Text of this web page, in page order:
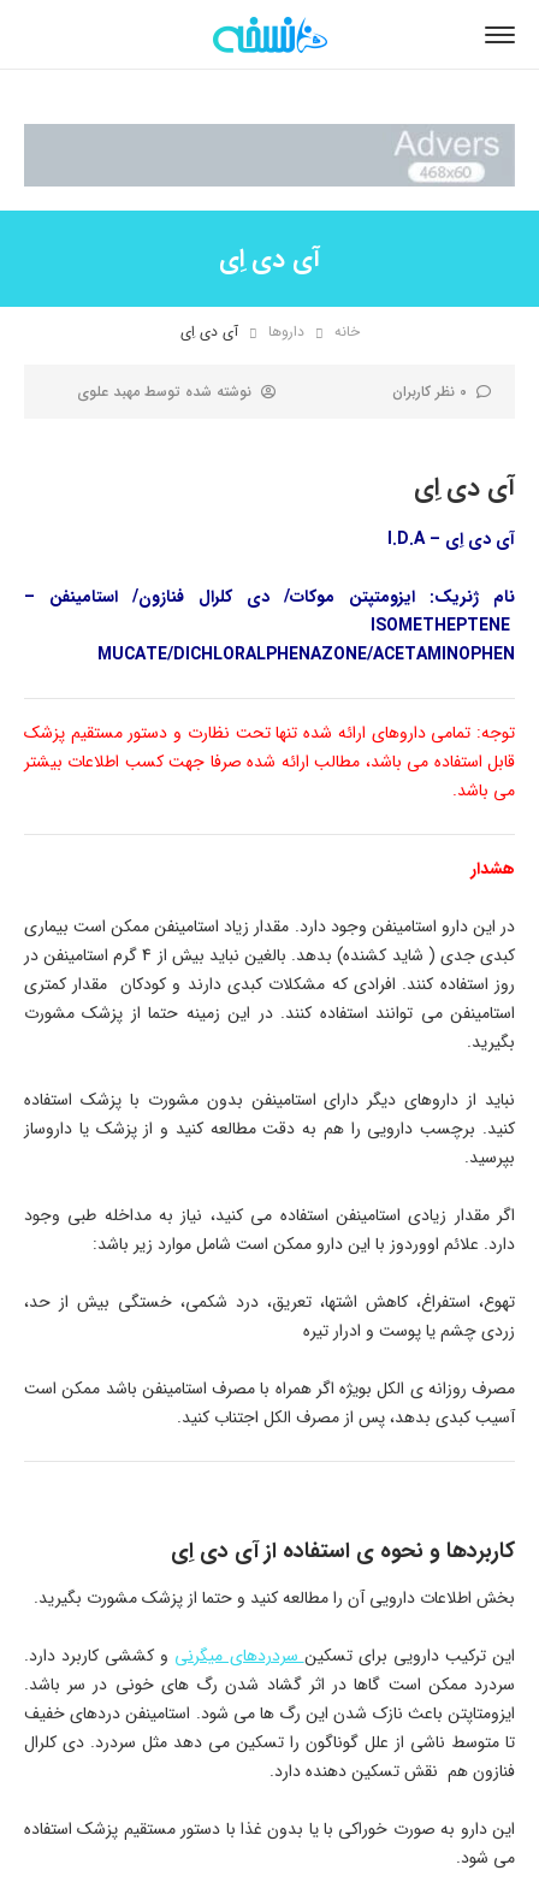
آی دی اِی
خانه داروها آی دی اِی
0 نظر کاربران نوشته شده توسط مهبد علوی
آی دی اِی
آی دی اِی – I.D.A
نام ژنریک: ایزومتپتن موکات/ دی کلرال فنازون/ استامینفن –
ISOMETHEPTENE
MUCATE/DICHLORALPHENAZONE/ACETAMINOPHEN
توجه: تمامی داروهای ارائه شده تنها تحت نظارت و دستور مستقیم پزشک
قابل استفاده می باشد، مطالب ارائه شده صرفا جهت کسب اطلاعات بیشتر
می باشد.
هشدار
در این دارو استامینفن وجود دارد. مقدار زیاد استامینفن ممکن است بیماری
کبدی جدی ( شاید کشنده) بدهد. بالغین نباید بیش از 4 گرم استامینفن در
روز استفاده کنند. افرادی که مشکلات کبدی دارند و کودکان مقدار کمتری
استامینفن می توانند استفاده کنند. در این زمینه حتما از پزشک مشورت
بگیرید.
نباید از داروهای دیگر دارای استامینفن بدون مشورت با پزشک استفاده
کنید. برچسب دارویی را هم به دقت مطالعه کنید و از پزشک یا داروساز
بپرسید.
اگر مقدار زیادی استامینفن استفاده می کنید، نیاز به مداخله طبی وجود
دارد. علائم اووردوز با این دارو ممکن است شامل موارد زیر باشد:
تهوع، استفراغ، کاهش اشتها، تعریق، درد شکمی، خستگی بیش از حد،
زردی چشم یا پوست و ادرار تیره
مصرف روزانه ی الکل بویژه اگر همراه با مصرف استامینفن باشد ممکن است
آسیب کبدی بدهد، پس از مصرف الکل اجتناب کنید.
کاربردها و نحوه ی استفاده از آی دی اِی
بخش اطلاعات دارویی آن را مطالعه کنید و حتما از پزشک مشورت بگیرید.
این ترکیب دارویی برای تسکینسردردهای میگرنی و کششی کاربرد دارد.
سردرد ممکن است گاها در اثر گشاد شدن رگ های خونی در سر باشد.
ایزومتاپتن باعث نازک شدن این رگ ها می شود. استامینفن دردهای خفیف
تا متوسط ناشی از علل گوناگون را تسکین می دهد مثل سردرد. دی کلرال
فنازون هم نقش تسکین دهنده دارد.
این دارو به صورت خوراکی با یا بدون غذا با دستور مستقیم پزشک استفاده
می شود.